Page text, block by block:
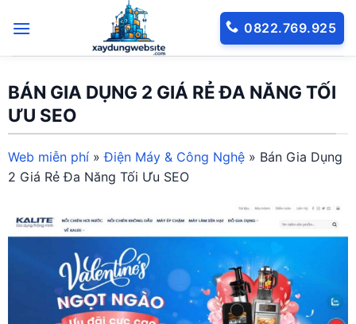
qua
0822.769.925
BÁN GIA DỤNG 2 GIÁ RẺ ĐA NĂNG TỐI
ƯU SEO
Web miễn phí »Điện Máy & Công Nghệ » Bán Gia Dụng
2 Giá Rẻ Đa Năng Tối Ưu SEO